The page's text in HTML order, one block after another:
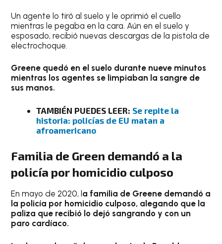
Un agente lo tiró al suelo y le oprimió el cuello
mientras le pegaba en la cara. Aún en el suelo y
esposado, recibió nuevas descargas de la pistola de
electrochoque.
Greene quedó en el suelo durante nueve minutos
mientras los agentes se limpiaban la sangre de
sus manos.
TAMBIÉN PUEDES LEER: Se repite la
historia: policías de EU matan a
afroamericano
Familia de Green demandó a la
policía por homicidio culposo
En mayo de 2020, l a familia de Greene demandó a
la policía por homicidio culposo, alegando que la
paliza que recibió lo dejó sangrando y con un
paro cardíaco.